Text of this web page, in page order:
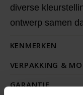
diverse
ontwerp samen
KENMERKEN
VERPAKKING &
GARANTIE